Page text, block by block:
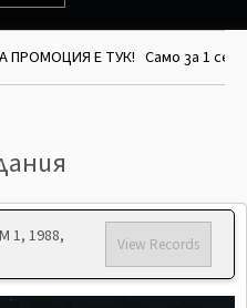
Е ТУК!Само за1
1, 1988,
View Records